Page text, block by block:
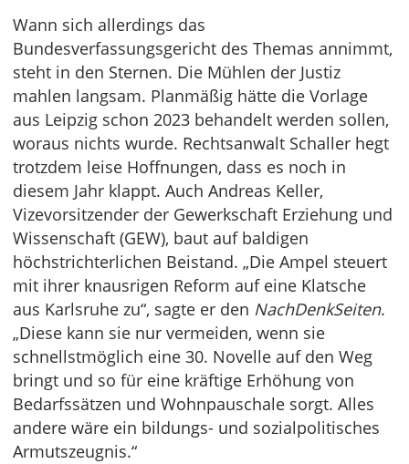
Wann sich allerdings das
Bundesverfassungsgericht des Themas annimmt,
steht in den Sternen. Die Mühlen der Justiz
mahlen langsam. Planmäßig hätte die Vorlage
aus Leipzig schon 2023 behandelt werden sollen,
woraus nichts wurde. Rechtsanwalt Schaller hegt
trotzdem leise Hoffnungen, dass es noch in
diesem Jahr klappt. Auch Andreas Keller,
Vizevorsitzender der Gewerkschaft Erziehung und
Wissenschaft (GEW), baut auf baldigen
höchstrichterlichen Beistand. „Die Ampel steuert
mit ihrer knausrigen Reform auf eine Klatsche
aus Karlsruhe zu“, sagte er den NachDenkSeiten.
„Diese kann sie nur vermeiden, wenn sie
schnellstmöglich eine 30. Novelle auf den Weg
bringt und so für eine kräftige Erhöhung von
Bedarfssätzen und Wohnpauschale sorgt. Alles
andere wäre ein bildungs- und sozialpolitisches
Armutszeugnis.“